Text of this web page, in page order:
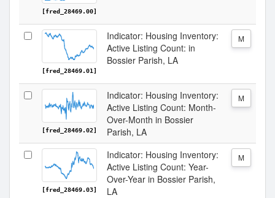
[fred_28469.00]
[fred_28469.01]
Indicator: Housing Inventory:
Active Listing Count: in
Bossier Parish, LA
M
[fred_28469.02]
Indicator: Housing Inventory:
Active Listing Count: Month-
Over-Month in Bossier
Parish, LA
M
[fred_28469.03]
Indicator: Housing Inventory:
Active Listing Count: Year-
Over-Year in Bossier Parish,
LA
M